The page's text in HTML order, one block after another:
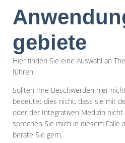
gebiete
Hier finden Sie eine Auswahl an
führen.
Sollten Ihre Beschwerden hier
bedeutet dies nicht, dass sie mit
oder der Integrativen Medizin
sprechen Sie mich in diesem Falle
berate Sie gern.